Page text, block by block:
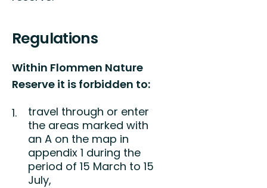
Regulations
Within Flommen Nature
Reserve it is forbidden to:
travel through or enter
the areas marked with
an A on the map in
appendix 1 during the
period of 15 March to 15
July,